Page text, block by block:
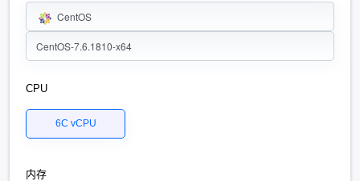
CentOS
CentOS-7.6.1810-x64
CPU
6C vCPU
内存